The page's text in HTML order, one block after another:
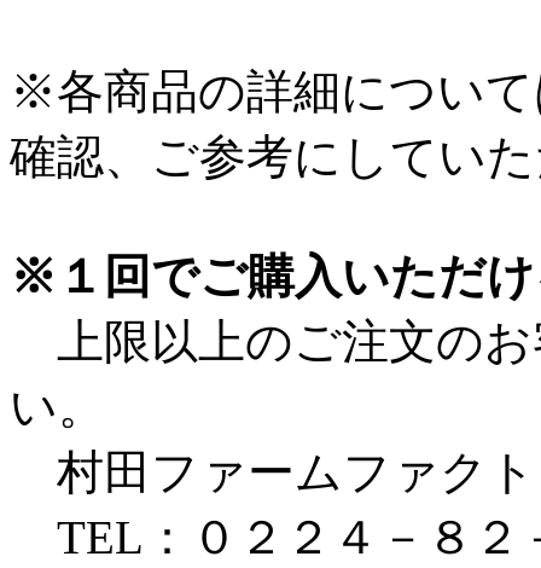
※各商品の詳細につい
確認、ご参考にしてい
※１回でご購入いただ
上限以上のご注文の
い。
村田ファームファク
TEL：０２２４－８２